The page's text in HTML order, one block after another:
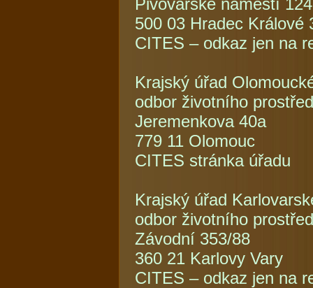
Pivovarské náměstí
500 03 Hradec Králové
CITES – odkaz jen na
Krajský úřad
odbor životního
Jeremenkova 40a
779 11 Olomouc
CITES stránka úřadu
Krajský úřad
odbor životního
Závodní 353/88
360 21 Karlovy Vary
CITES – odkaz jen na